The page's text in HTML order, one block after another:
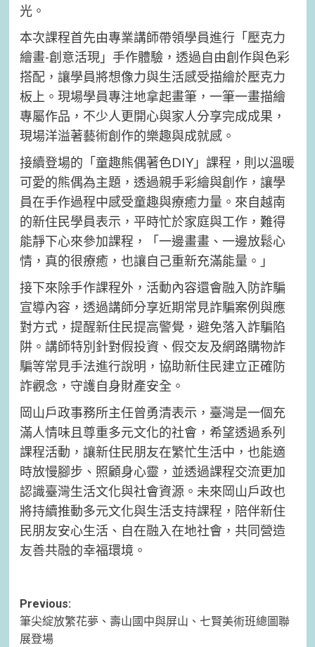
光。
本次課程首先由專業講師帶領學員進行「壓克力
繪畫-創意活現」手作體驗，透過自由創作與色彩
搭配，讓學員將想像力與生活感受描繪於壓克力
板上。現場學員專注地拿起畫筆，一筆一畫描繪
專屬作品，不少人更開心與家人分享完成成果，
現場洋溢著藝術創作的樂趣與成就感。
接續登場的「童趣熊偶著色DIY」課程，則以溫暖
可愛的熊偶為主題，透過親手彩繪與創作，讓學
員在手作過程中感受童趣與療癒力量。來自越南
的新住民學員表示，平時忙於家庭與工作，難得
能靜下心來參加課程，「一邊畫畫、一邊放鬆心
情，真的很療癒，也讓自己重新充滿能量。」
接下來除手作課程外，活動內容還會融入防詐騙
宣導內容，透過講師分享近期常見詐騙案例與應
對方式，提醒新住民提高警覺，避免落入詐騙陷
阱。講師特別針對假投資、假交友及網路購物詐
騙等常見手法進行說明，協助新住民建立正確防
詐觀念，守護自身財產安全。
岡山戶政事務所主任曾勇清表示，臺灣是一個充
滿人情味且尊重多元文化的社會，希望透過系列
課程活動，讓新住民朋友在繁忙生活中，也能適
時放慢腳步、照顧身心靈，並透過課程交流更加
認識臺灣生活文化與社會資源。未來岡山戶政也
將持續推動多元文化與生活支持課程，陪伴新住
民朋友安心生活、自在融入在地社會，共同營造
友善共融的幸福環境。
Post
navigation
Previous:
筆尖綻放繁花夢、壽山國中與屏山、七賢美術班總圖聯
展登場